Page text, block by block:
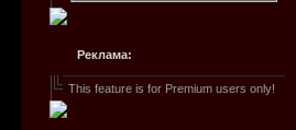
Реклама:
This feature is for Premium users only!